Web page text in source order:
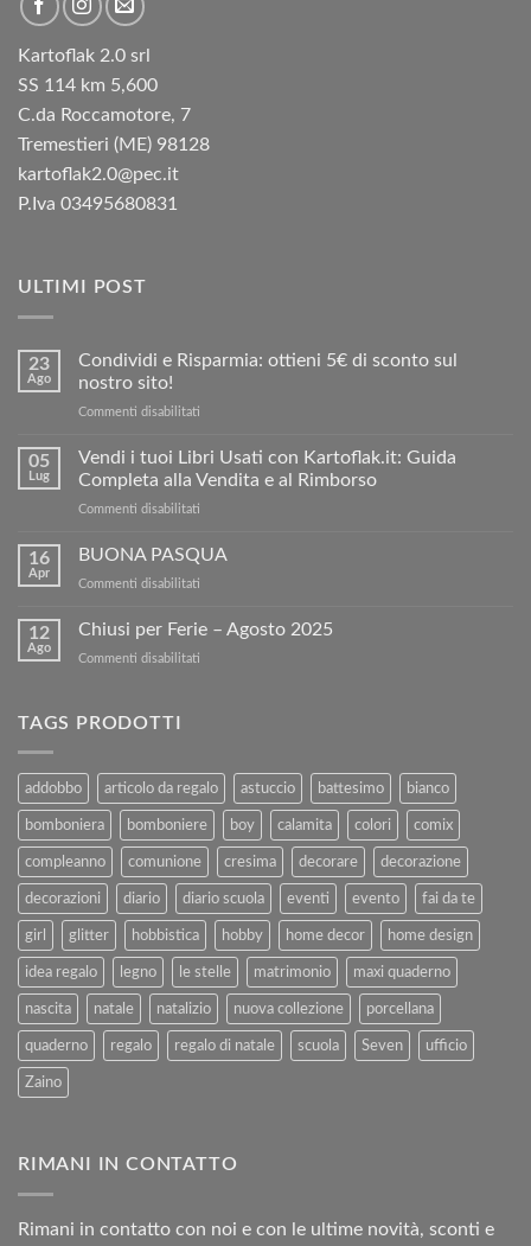
Kartoflak 2.0 srl
SS 114 km 5,600
C.da Roccamotore, 7
Tremestieri (ME) 98128
kartoflak2.0@pec.it
P.Iva 03495680831
ULTIMI POST
23
Ago
Condividi e Risparmia: ottieni 5€ di sconto sul
nostro sito!
Commenti disabilitati
Risparmia:
sconto
05
Lug
Vendi i tuoi Libri Usati con Kartoflak.it: Guida
Completa alla Vendita e al Rimborso
Commenti disabilitati
i
tuoi
con
Rimborso
16
Apr
BUONA PASQUA
Commenti disabilitati
PASQUA
12
Ago
Chiusi per Ferie – Agosto 2025
Commenti disabilitati
2025
TAGS PRODOTTI
addobbo articolo da regalo astuccio battesimo bianco
bomboniera bomboniere boy calamita colori comix
compleanno comunione cresima decorare decorazione
decorazioni diario diario scuola eventi evento fai da te
girl glitter hobbistica hobby home decor home design
idea regalo legno le stelle matrimonio maxi quaderno
nascita natale natalizio nuova collezione porcellana
quaderno regalo regalo di natale scuola Seven ufficio
Zaino
RIMANI IN CONTATTO
Rimani in contatto con noi e con le ultime novità, sconti e